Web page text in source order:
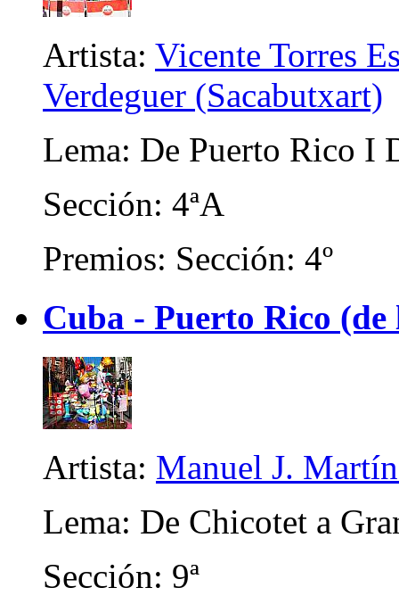
Artista: Vicente Torres
Verdeguer (Sacabutxart)
Lema: De Puerto Rico I
Sección: 4ªA
Premios: Sección: 4º
Cuba - Puerto Rico
Artista: Manuel J.
Lema: De Chicotet a
Sección: 9ª